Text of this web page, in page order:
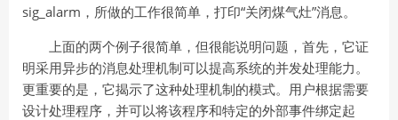
sig_alarm，所做的工作很简单，打印“关闭煤气灶”消息。
上面的两个例子很简单，但很能说明问题，首先，它证
明采用异步的消息处理机制可以提高系统的并发处理能力。
更重要的是，它揭示了这种处理机制的模式。用户根据需要
设计处理程序，并可以将该程序和特定的外部事件绑定起